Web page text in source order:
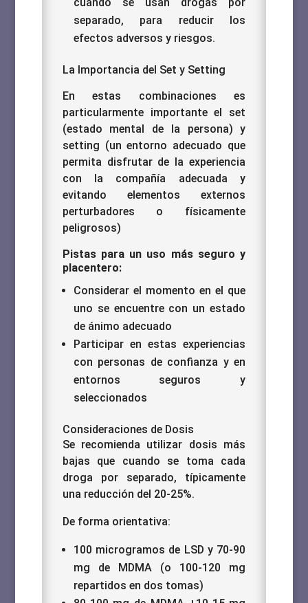
cuando se usan drogas por
separado, para reducir los
efectos adversos y riesgos.
La Importancia del Set y Setting
En estas combinaciones es
particularmente importante el set
(estado mental de la persona) y
setting (un entorno adecuado que
permita disfrutar de la experiencia
con la compañía adecuada y
evitando elementos externos
perturbadores o físicamente
peligrosos)
Pistas para un uso más seguro y
placentero:
Considerar el momento en el que
uno se encuentre con un estado
de ánimo adecuado
Participar en estas experiencias
con personas de confianza y en
entornos seguros y
seleccionados
Consideraciones de Dosis
Se recomienda utilizar dosis más
bajas que cuando se toma cada
droga por separado, típicamente
una reducción del 20-25%.
De forma orientativa:
100 microgramos de LSD y 70-90
mg de MDMA (o 100-120 mg
repartidos en dos tomas)